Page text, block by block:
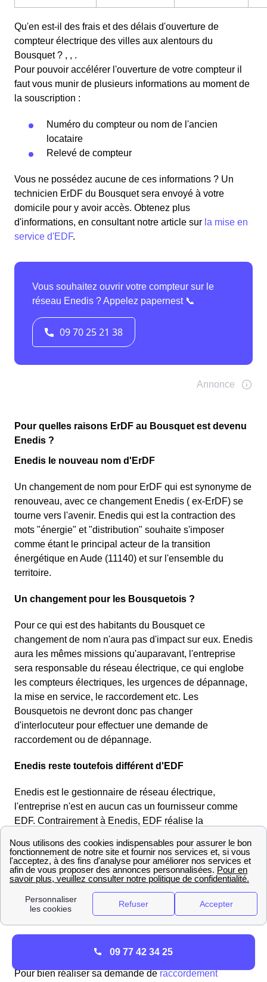
Qu'en est-il des frais et des délais d'ouverture de
compteur électrique des villes aux alentours du
Bousquet ? , , .
Pour pouvoir accélérer l'ouverture de votre compteur il
faut vous munir de plusieurs informations au moment de
la souscription :
Numéro du compteur ou nom de l'ancien
locataire
Relevé de compteur
Vous ne possédez aucune de ces informations ? Un
technicien ErDF du Bousquet sera envoyé à votre
domicile pour y avoir accès. Obtenez plus
d'informations, en consultant notre article sur la mise en
service d'EDF.
Pour quelles raisons ErDF au Bousquet est devenu
Enedis ?
Enedis le nouveau nom d'ErDF
Un changement de nom pour ErDF qui est synonyme de
renouveau, avec ce changement Enedis ( ex-ErDF) se
tourne vers l'avenir. Enedis qui est la contraction des
mots "énergie" et "distribution" souhaite s'imposer
comme étant le principal acteur de la transition
énergétique en Aude (11140) et sur l'ensemble du
territoire.
Un changement pour les Bousquetois ?
Pour ce qui est des habitants du Bousquet ce
changement de nom n'aura pas d'impact sur eux. Enedis
aura les mêmes missions qu'auparavant, l'entreprise
sera responsable du réseau électrique, ce qui englobe
les compteurs électriques, les urgences de dépannage,
la mise en service, le raccordement etc. Les
Bousquetois ne devront donc pas changer
d'interlocuteur pour effectuer une demande de
raccordement ou de dépannage.
Enedis reste toutefois différent d'EDF
Enedis est le gestionnaire de réseau électrique,
l'entreprise n'est en aucun cas un fournisseur comme
EDF. Contrairement à Enedis, EDF réalise la
contrats d'électricité au Bousquet Pour une estimation
de consommation ou des questions sur des
abonnements il faut contacter le service client EDF du
Bousquet ou de votre departement (Aude, 11140).
Se raccorder au Bousquet
Démarches de raccordement au réseau au
Pour bien réaliser sa demande deraccordement
09 77 42 34 25